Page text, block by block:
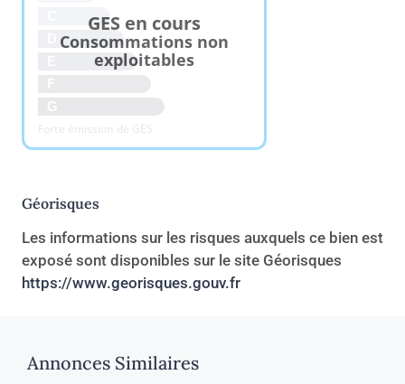
G
GES en cours
Consommations non
exploitables
Géorisques
Les informations sur les risques auxquels ce bien est
exposé sont disponibles sur le site Géorisques
https://www.georisques.gouv.fr
Annonces Similaires